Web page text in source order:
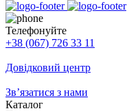
Телефонуйте
+38 (067) 726 33 11
Довідковий центр
Зв’язатися з нами
Каталог